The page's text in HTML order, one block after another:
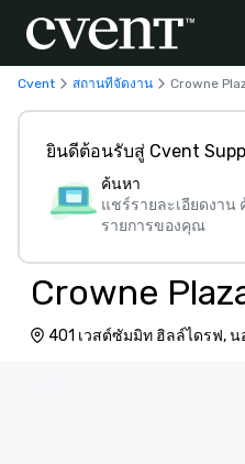
Cvent สถานที่จัดงาน Crowne
ยินดีต้อนรับสู่ Cvent
ค้นหา
แชร์รายละเอียดงาน
รายการของคุณ
Crowne
401 เวสต์ซัมมิท ฮิลล์ไดรฟ, น